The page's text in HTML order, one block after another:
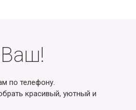
по телефону.
красивый, уютный и